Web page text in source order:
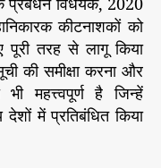
कीटनाशकों को
तरह से लागू किया
की समीक्षा करना और
महत्त्वपूर्ण है जिन्हें
में प्रतिबंधित किया